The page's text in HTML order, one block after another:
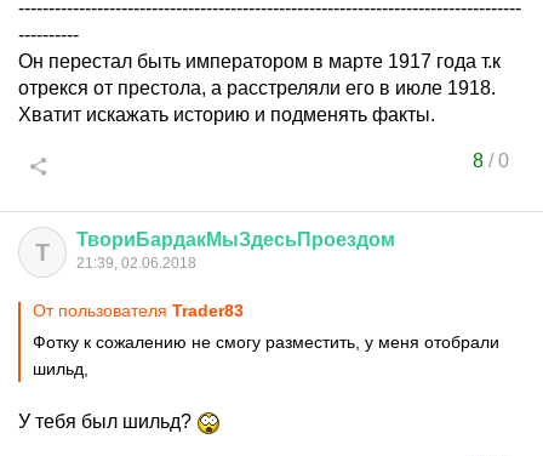
-----------------------------------------------------------------------------------
----------
Он перестал быть императором в марте 1917 года т.к
отрекся от престола, а расстреляли его в июле 1918.
Хватит искажать историю и подменять факты.
8/0
Т ТвориБардакМыЗдесьПроездом
21:39, 02.06.2018
От пользователя Trader83
Фотку к сожалению не смогу разместить, у меня отобрали
шильд,
У тебя был шильд?